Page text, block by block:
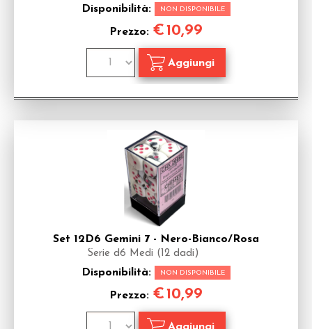
Disponibilità: NON DISPONIBILE
Prezzo: €10,99
Set 12D6 Gemini 7 - Nero-Bianco/Rosa
Serie d6 Medi (12 dadi)
Disponibilità: NON DISPONIBILE
Prezzo: €10,99